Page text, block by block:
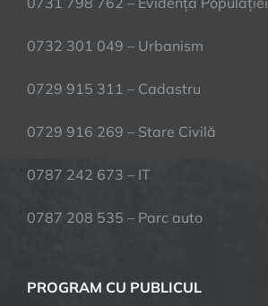
0732 301 049 – Urbanism
0729 915 311 – Cadastru
0729 916 269 – Stare Civilă
0787 242 673 – IT
0787 208 535 – Parc auto
PROGRAM CU PUBLICUL